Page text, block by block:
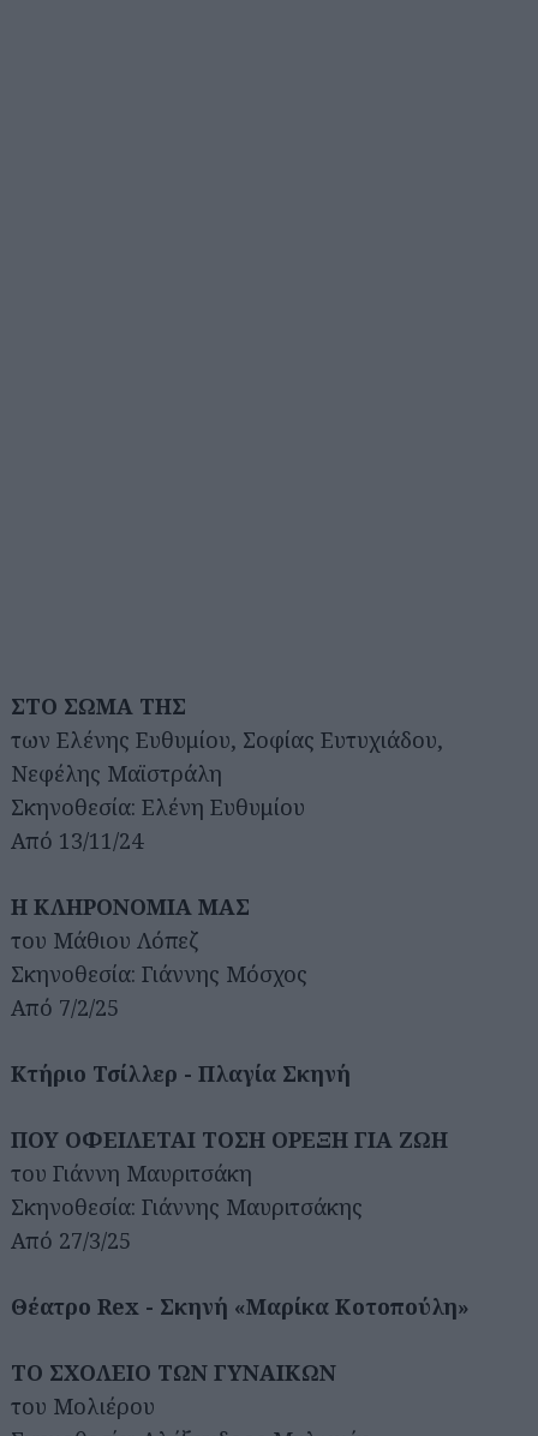
ΣΤΟ ΣΩΜΑ ΤΗΣ
των Ελένης Ευθυμίου, Σοφίας Ευτυχιάδου,
Νεφέλης Μαϊστράλη
Σκηνοθεσία: Ελένη Ευθυμίου
Από 13/11/24
Η ΚΛΗΡΟΝΟΜΙΑ ΜΑΣ
του Μάθιου Λόπεζ
Σκηνοθεσία: Γιάννης Μόσχος
Από 7/2/25
Κτήριο Τσίλλερ - Πλαγία Σκηνή
ΠΟΥ ΟΦΕΙΛΕΤΑΙ ΤΟΣΗ ΟΡΕΞΗ ΓΙΑ ΖΩΗ
του Γιάννη Μαυριτσάκη
Σκηνοθεσία: Γιάννης Μαυριτσάκης
Από 27/3/25
Θέατρο Rex - Σκηνή «Μαρίκα Κοτοπούλη»
ΤΟ ΣΧΟΛΕΙΟ ΤΩΝ ΓΥΝΑΙΚΩΝ
του Μολιέρου